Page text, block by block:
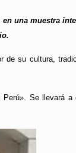
una muestra
de su cultura,
Se llevará a